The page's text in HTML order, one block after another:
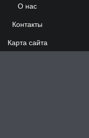
О нас
Контакты
Карта сайта